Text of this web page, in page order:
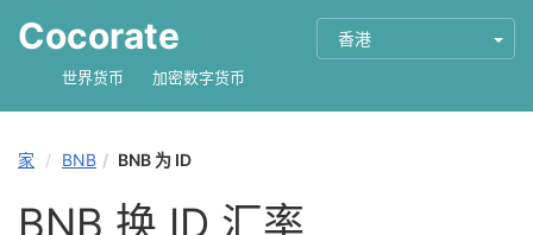
Cocorate 香港
世界货币 加密数字货币
家 BNB BNB 为 ID
BNB 换 ID 汇率